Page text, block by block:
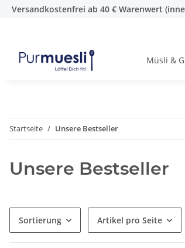
Versandkostenfrei ab 40 € Warenwert
Müsli &
Startseite Unsere Bestseller
Unsere Bestseller
Sortierung Artikel pro Seite